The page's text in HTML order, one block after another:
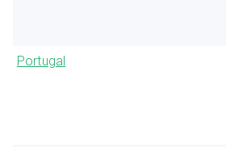
Portugal